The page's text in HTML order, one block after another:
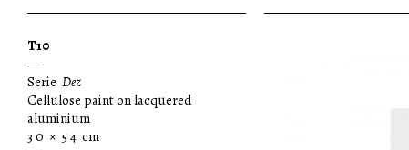
T10
—
Serie Dez
Cellulose paint on lacquered
aluminium
3 0 × 5 4 cm